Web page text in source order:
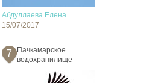
Абдуллаева Елена
15/07/2017
7
Пачкамарское
водохранилище